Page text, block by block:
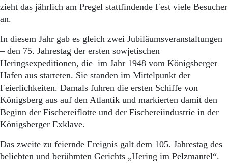
Start
Aktuelle Ausgabe
Abonnenten-Login
Abonnent werden
Abo Prämien
Archiv
Mediadaten
Kontakt
zieht das jährlich am Pregel stattfindende Fest viele Besucher
an.
In diesem Jahr gab es gleich zwei Jubiläumsveranstaltungen
– den 75. Jahrestag der ersten sowjetischen
Heringsexpeditionen, die im Jahr 1948 vom Königsberger
Hafen aus starteten. Sie standen im Mittelpunkt der
Feierlichkeiten. Damals fuhren die ersten Schiffe von
Königsberg aus auf den Atlantik und markierten damit den
Beginn der Fischereiflotte und der Fischereiindustrie in der
Königsberger Exklave.
Das zweite zu feiernde Ereignis galt dem 105. Jahrestag des
beliebten und berühmten Gerichts „Hering im Pelzmantel“.